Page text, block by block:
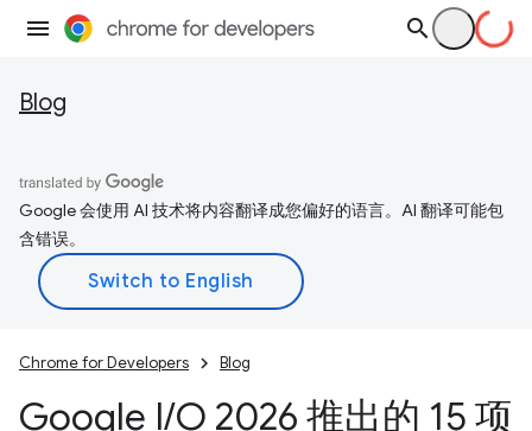
Blog
Google 会使用 AI 技术将内容翻译成您偏好的语言。AI 翻译可能包
含错误。
Chrome for Developers Blog
Google I/O 2026 推出的 15 项